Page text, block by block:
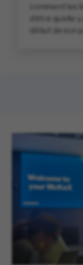
comment les
d’être
début de son